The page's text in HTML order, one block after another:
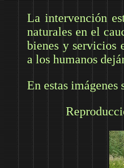
La intervención
naturales en el
bienes y servicios
a los humanos
En estas imágenes